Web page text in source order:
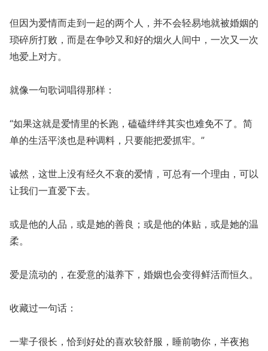
但因为爱情而走到一起的两个人，并不会轻易地就被婚姻的
琐碎所打败，而是在争吵又和好的烟火人间中，一次又一次
地爱上对方。
就像一句歌词唱得那样：
“如果这就是爱情里的长跑，磕磕绊绊其实也难免不了。简
单的生活平淡也是种调料，只要能把爱抓牢。”
诚然，这世上没有经久不衰的爱情，可总有一个理由，可以
让我们一直爱下去。
或是他的人品，或是她的善良；或是他的体贴，或是她的温
柔。
爱是流动的，在爱意的滋养下，婚姻也会变得鲜活而恒久。
收藏过一句话：
一辈子很长，恰到好处的喜欢较舒服，睡前吻你，半夜抱